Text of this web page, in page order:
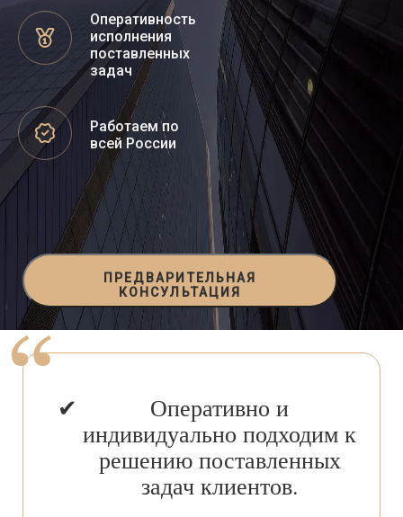
Оперативность
исполнения
поставленных
задач
Работаем по
всей России
ПРЕДВАРИТЕЛЬНАЯ
КОНСУЛЬТАЦИЯ
Оперативно и
индивидуально подходим к
решению поставленных
задач клиентов.